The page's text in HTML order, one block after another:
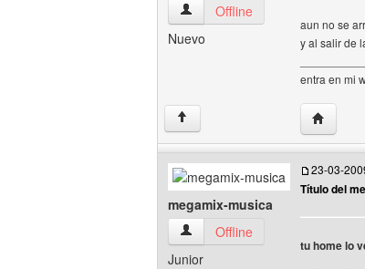
andrea2459 Ver perfil del usuario
Offline
Nuevo
aun no se
y al salir de
entra en mi
↑ Visitar
megamix-musica
megamix-musica Ver perfil del
Offline
Junior
23-03-
Título del
tu home lo